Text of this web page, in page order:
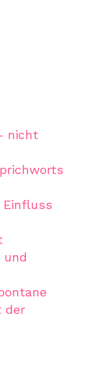
nicht
Einfluss
und
der